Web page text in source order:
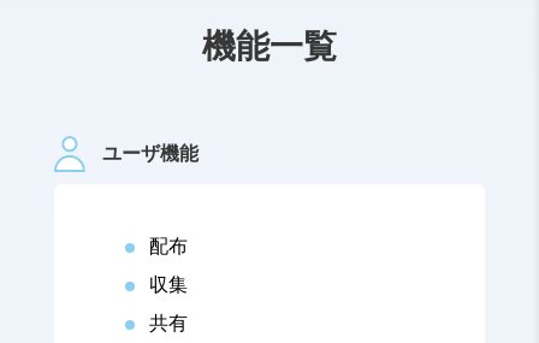
機能一覧
ユーザ機能
配布
収集
共有